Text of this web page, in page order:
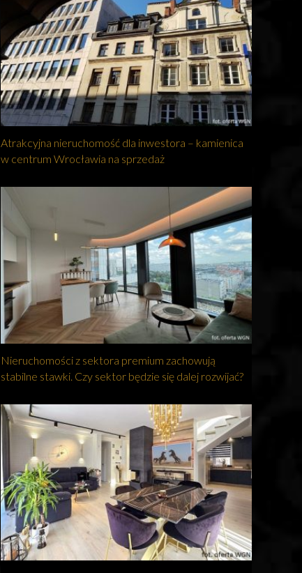
Atrakcyjna nieruchomość dla inwestora – kamienica
w centrum Wrocławia na sprzedaż
Nieruchomości z sektora premium zachowują
stabilne stawki. Czy sektor będzie się dalej rozwijać?